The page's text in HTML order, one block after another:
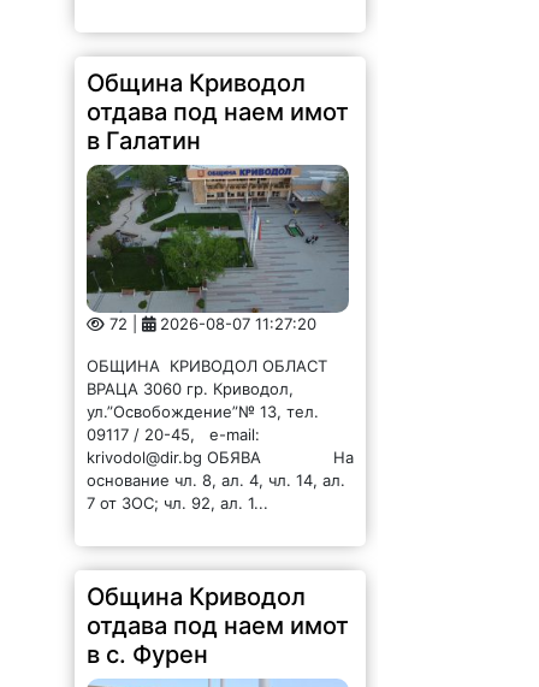
Община Криводол
отдава под наем имот
в Галатин
72 | 2026-08-07 11:27:20
ОБЩИНА КРИВОДОЛ ОБЛАСТ
ВРАЦА 3060 гр. Криводол,
ул.”Освобождение”№ 13, тел.
09117 / 20-45, e-mail:
krivodol@dir.bg ОБЯВА На
основание чл. 8, ал. 4, чл. 14, ал.
7 от ЗОС; чл. 92, ал. 1...
Община Криводол
отдава под наем имот
в с. Фурен